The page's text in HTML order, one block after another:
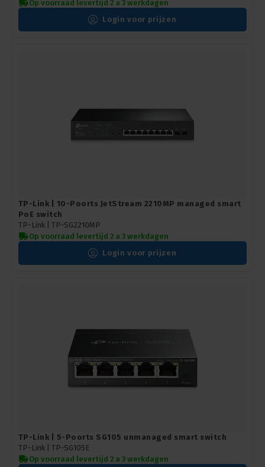
Op voorraad levertijd 2 a 3 werkdagen
Login voor prijzen
TP-Link | 10-Poorts JetStream 2210MP managed smart
PoE switch
TP-Link | TP-SG2210MP
Op voorraad levertijd 2 a 3 werkdagen
Login voor prijzen
TP-Link | 5-Poorts SG105 unmanaged smart switch
TP-Link | TP-SG105E
Op voorraad levertijd 2 a 3 werkdagen